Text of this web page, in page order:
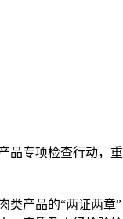
专项检查行动，
产品的“两证两章